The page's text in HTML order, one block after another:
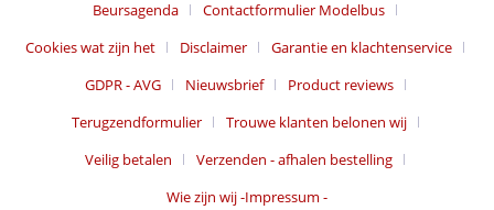
Beursagenda
Contactformulier Modelbus
Cookies wat zijn het
Disclaimer
Garantie en klachtenservice
GDPR - AVG
Nieuwsbrief
Product reviews
Terugzendformulier
Trouwe klanten belonen wij
Veilig betalen
Verzenden - afhalen bestelling
Wie zijn wij -Impressum -